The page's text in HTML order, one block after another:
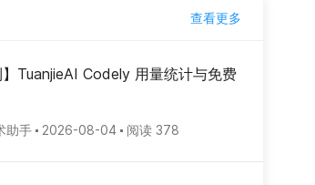
查看更多
】TuanjieAI Codely 用量统计与免费
助手 2026-08-04 阅读 378